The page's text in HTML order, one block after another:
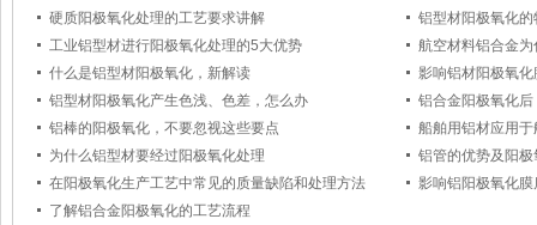
硬质阳极氧化处理的工艺要求讲解
铝型材阳极氧化
工业铝型材进行阳极氧化处理的5大优势
航空材料铝合金
什么是铝型材阳极氧化，新解读
影响铝材阳极氧
铝型材阳极氧化产生色浅、色差，怎么办
铝合金阳极氧化
铝棒的阳极氧化，不要忽视这些要点
船舶用铝材应用
为什么铝型材要经过阳极氧化处理
铝管的优势及阳极
在阳极氧化生产工艺中常见的质量缺陷和处理方法
影响铝阳极氧化
了解铝合金阳极氧化的工艺流程